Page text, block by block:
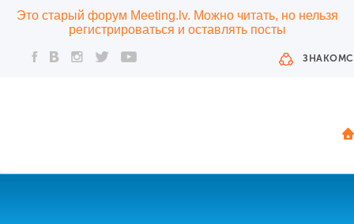
Это старый форум Meeting.lv. Можно читать, но нельзя
регистрироваться и оставлять посты